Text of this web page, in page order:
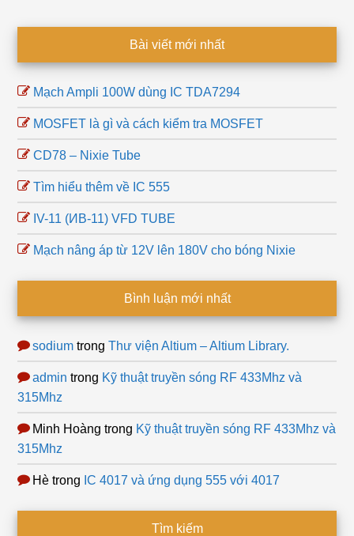
Bài viết mới nhất
Mạch Ampli 100W dùng IC TDA7294
MOSFET là gì và cách kiểm tra MOSFET
CD78 – Nixie Tube
Tìm hiểu thêm về IC 555
IV-11 (ИB-11) VFD TUBE
Mạch nâng áp từ 12V lên 180V cho bóng Nixie
Bình luận mới nhất
sodium trongThư viện Altium – Altium Library.
admin trong Kỹ thuật truyền sóng RF 433Mhz và
315Mhz
Minh Hoàng trong Kỹ thuật truyền sóng RF 433Mhz và
315Mhz
Hè trong IC 4017 và ứng dụng 555 với 4017
Tìm kiếm